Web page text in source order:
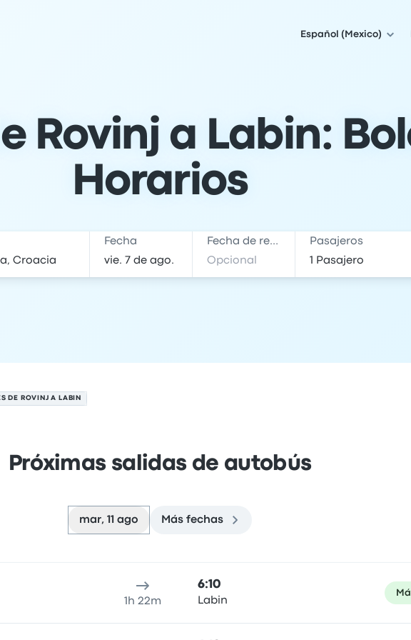
Español (Mexico)
Rovinj a Labin:
Horarios
Fecha Fecha de regreso Pasajeros
DE ROVINJ A LABIN
Próximas salidas de autobús
mar, 11 ago Más fechas
1h 22m
6:10
Labin